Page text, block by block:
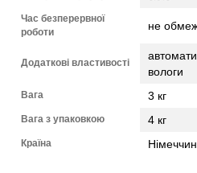
Час безперервної
роботи
не
Додаткові властивості
вологи
Вага 3 кг
Вага з упаковкою 4 кг
Країна